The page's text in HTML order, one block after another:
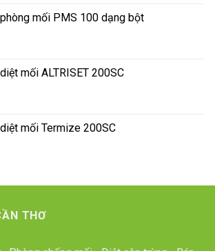
mối PMS 100 dạng bột
mối ALTRISET 200SC
mối Termize 200SC
THƠ